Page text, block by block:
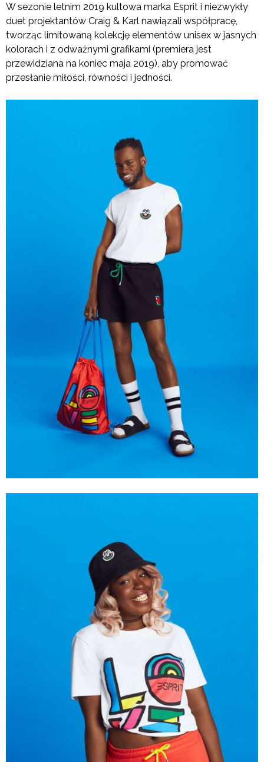
W sezonie letnim 2019 kultowa marka Esprit i niezwykły
duet projektantów Craig & Karl nawiązali współpracę,
tworząc limitowaną kolekcję elementów unisex w jasnych
kolorach i z odważnymi grafikami (premiera jest
przewidziana na koniec maja 2019), aby promować
przesłanie miłości, równości i jedności.